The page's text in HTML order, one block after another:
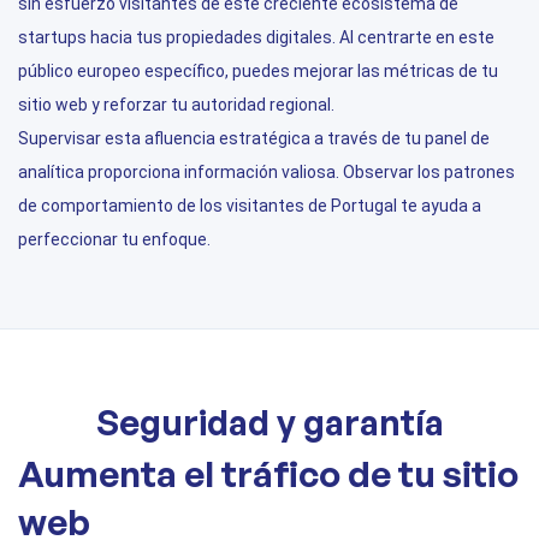
startups hacia tus propiedades digitales. Al centrarte en este
público europeo específico, puedes mejorar las métricas de tu
sitio web y reforzar tu autoridad regional.
Supervisar esta afluencia estratégica a través de tu panel de
analítica proporciona información valiosa. Observar los patrones
de comportamiento de los visitantes de Portugal te ayuda a
perfeccionar tu enfoque.
Seguridad y garantía
Aumenta el tráfico de tu sitio
web